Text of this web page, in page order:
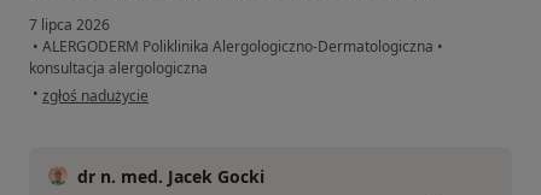
7 lipca 2026
• ALERGODERM Poliklinika Alergologiczno-Dermatologiczna •
konsultacja alergologiczna
• w opinii użytkownika Martyna
zgłoś nadużycie
dr n. med. Jacek Gocki